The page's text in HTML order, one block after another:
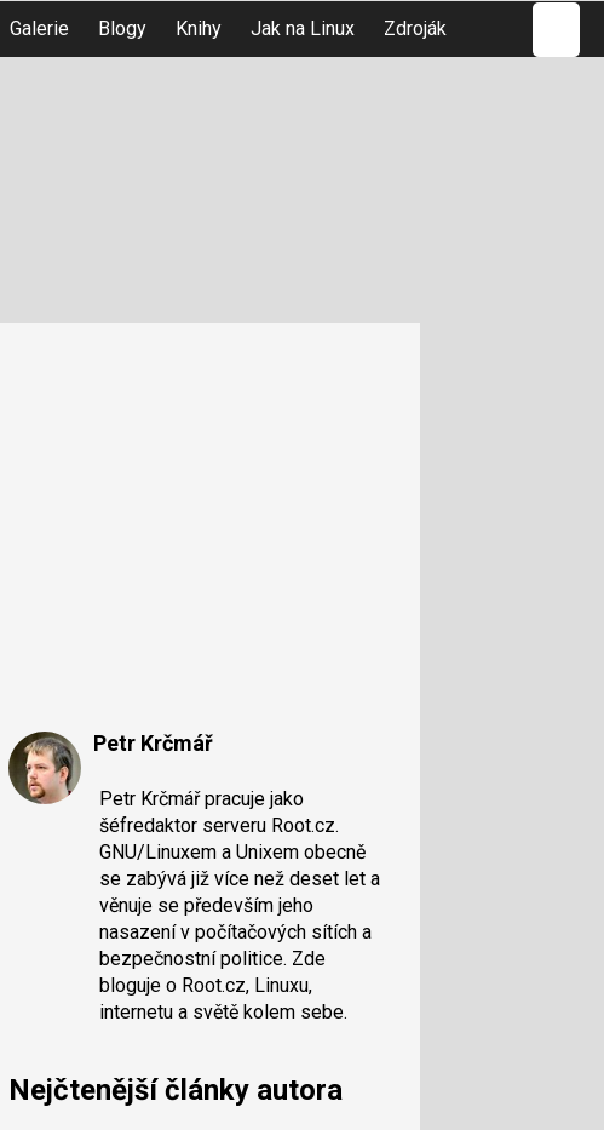
Galerie Blogy Knihy Jak na Linux Zdroják
Petr Krčmář
Petr Krčmář pracuje jako
šéfredaktor serveru Root.cz.
GNU/Linuxem a Unixem obecně
se zabývá již více než deset let a
věnuje se především jeho
nasazení v počítačových sítích a
bezpečnostní politice. Zde
bloguje o Root.cz, Linuxu,
internetu a světě kolem sebe.
Nejčtenější články autora